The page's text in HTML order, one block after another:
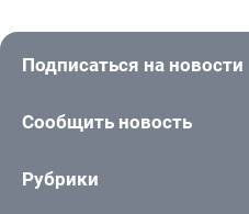
Подписаться на новости
Сообщить новость
Рубрики